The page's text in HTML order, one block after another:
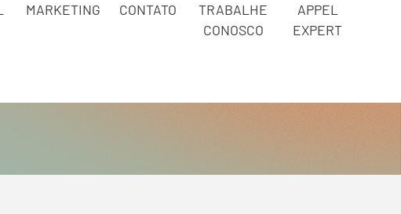
MARKETING CONTATO
TRABALHE
CONOSCO
APPEL
EXPERT